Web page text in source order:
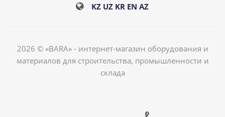
KZ UZ KR EN AZ
2026 © «BARA» - интернет-магазин оборудования и
материалов для строительства, промышленности и
склада